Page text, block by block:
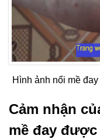
Hình ảnh nổi mề
Cảm nhận
mề đay